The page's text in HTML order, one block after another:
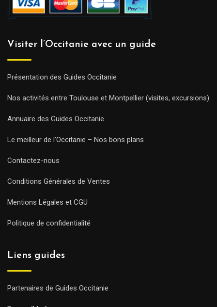
Visiter l’Occitanie avec un guide
Présentation des Guides Occitanie
Nos activités entre Toulouse et Montpellier (visites, excursions)
Annuaire des Guides Occitanie
Le meilleur de l’Occitanie – Nos bons plans
Contactez-nous
Conditions Générales de Ventes
Mentions Légales et CGU
Politique de confidentialité
Liens guides
Partenaires de Guides Occitanie